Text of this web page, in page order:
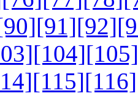
[91][92]
[104][105]
[115][116]